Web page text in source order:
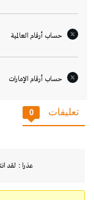
حساب أرقام العالمية
حساب أرقام الإمارات‎
تعليقات 0
عذرا : لقد